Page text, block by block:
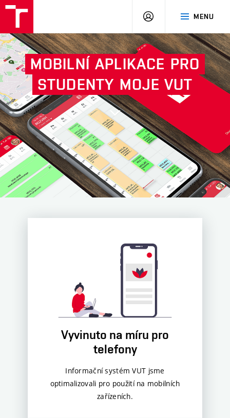
MENU
PŘIHLÁSIT
MOBILNÍ APLIKACE PRO
STUDENTY MOJE VUT
Další
Vyvinuto na míru pro
telefony
Informační systém VUT jsme
optimalizovali pro použití na mobilních
zařízeních.